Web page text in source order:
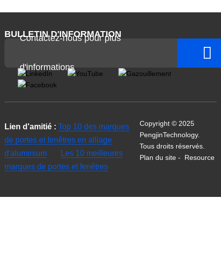
BULLETIN D'INFORMATION
Contactez-nous pour plus
d'informations
Lien d'amitié : Top 10 des marques
de portes et fenêtres en alliage
d'aluminium
Les 10 meilleures
marques de portes et fenêtres
Copyright © 2025
PengjinTechnology.
Tous droits réservés.
Plan du site- Resource